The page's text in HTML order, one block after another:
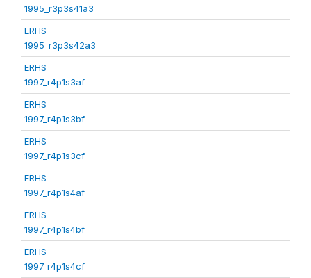
1995_r3p3s41a3
ERHS
1995_r3p3s42a3
ERHS
1997_r4p1s3af
ERHS
1997_r4p1s3bf
ERHS
1997_r4p1s3cf
ERHS
1997_r4p1s4af
ERHS
1997_r4p1s4bf
ERHS
1997_r4p1s4cf